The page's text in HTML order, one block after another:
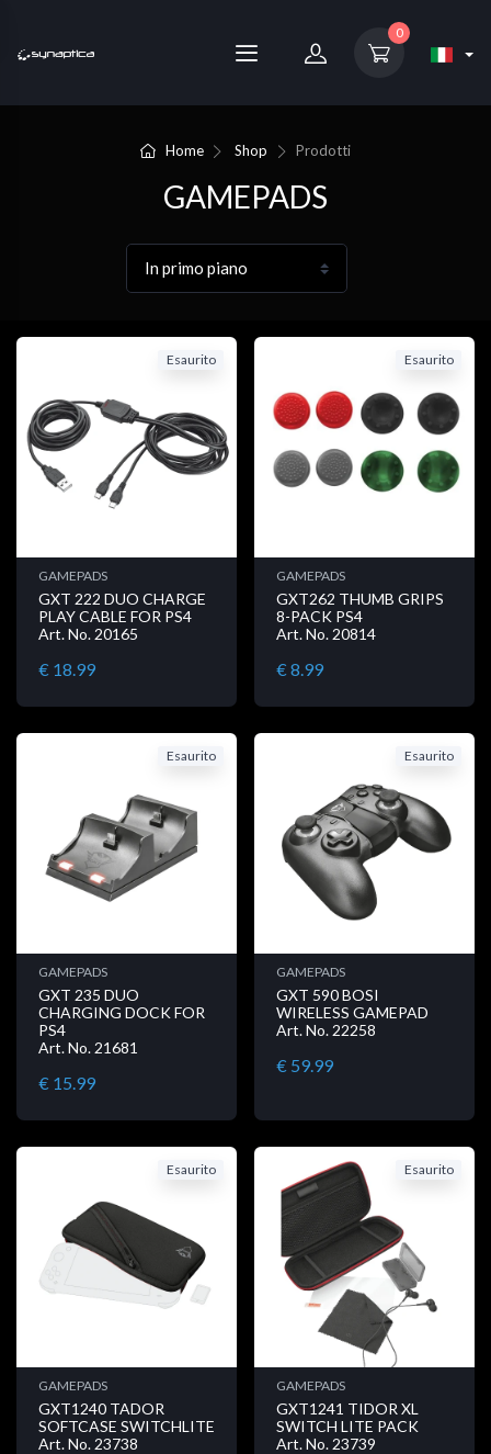
0
Home Shop Prodotti
GAMEPADS
Esaurito
GAMEPADS
GXT 222 DUO CHARGE
PLAY CABLE FOR PS4
Art. No. 20165
€ 18.99
Esaurito
GAMEPADS
GXT262 THUMB GRIPS
8-PACK PS4
Art. No. 20814
€ 8.99
Esaurito
GAMEPADS
GXT 235 DUO
CHARGING DOCK FOR
PS4
Art. No. 21681
€ 15.99
Esaurito
GAMEPADS
GXT 590 BOSI
WIRELESS GAMEPAD
Art. No. 22258
€ 59.99
Esaurito
GAMEPADS
GXT1240 TADOR
SOFTCASE SWITCHLITE
Art. No. 23738
Esaurito
GAMEPADS
GXT1241 TIDOR XL
SWITCH LITE PACK
Art. No. 23739